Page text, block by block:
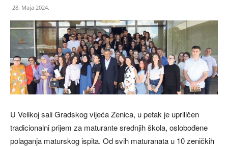
28. Maja 2024.
U Velikoj sali Gradskog vijeća Zenica, u petak je upriličen
tradicionalni prijem za maturante srednjih škola, oslobođene
polaganja maturskog ispita. Od svih maturanata u 10 zeničkih